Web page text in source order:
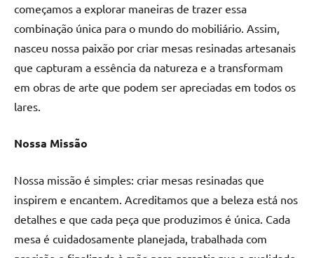
de
madeira
incluindo
designs
de
de
de
resina
as
inovadoras
começamos a explorar maneiras de trazer essa
combinação única para o mundo do mobiliário. Assim,
nasceu nossa paixão por criar mesas resinadas artesanais
que capturam a essência da natureza e a transformam
em obras de arte que podem ser apreciadas em todos os
lares.
Nossa Missão
Nossa missão é simples: criar mesas resinadas que
inspirem e encantem. Acreditamos que a beleza está nos
detalhes e que cada peça que produzimos é única. Cada
mesa é cuidadosamente planejada, trabalhada com